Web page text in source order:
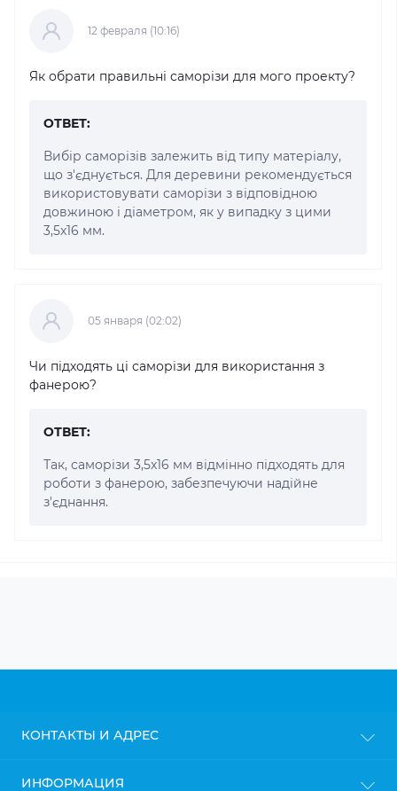
12 февраля (10:16)
Як обрати правильні саморізи для мого проекту?
ОТВЕТ:
Вибір саморізів залежить від типу матеріалу,
що з'єднується. Для деревини рекомендується
використовувати саморізи з відповідною
довжиною і діаметром, як у випадку з цими
3,5x16 мм.
05 января (02:02)
Чи підходять ці саморізи для використання з
фанерою?
ОТВЕТ:
Так, саморізи 3,5x16 мм відмінно підходять для
роботи з фанерою, забезпечуючи надійне
з'єднання.
КОНТАКТЫ И АДРЕС
ИНФОРМАЦИЯ